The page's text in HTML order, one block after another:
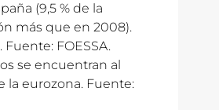
(9,5 % de la
más que en 2008).
Fuente: FOESSA.
se encuentran al
la eurozona. Fuente: